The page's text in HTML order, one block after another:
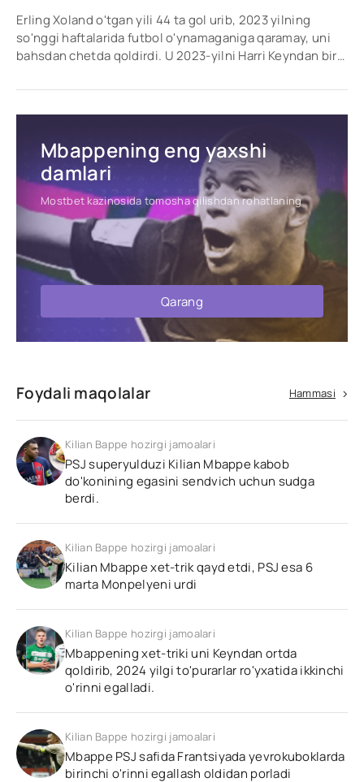
Erling Xoland o'tgan yili 44 ta gol urib, 2023 yilning
so'nggi haftalarida futbol o'ynamaganiga qaramay, uni
bahsdan chetda qoldirdi. U 2023-yilni Harri Keyndan bir
Mbappening eng yaxshi
damlari
Mostbet kazinosida tomosha qilishdan rohatlaning
Qarang
Foydali maqolalar Hammasi
Kilian Bappe hozirgi jamoalari
PSJ superyulduzi Kilian Mbappe kabob
do'konining egasini sendvich uchun sudga
berdi.
Kilian Bappe hozirgi jamoalari
Kilian Mbappe xet-trik qayd etdi, PSJ esa 6
marta Monpelyeni urdi
Kilian Bappe hozirgi jamoalari
Mbappening xet-triki uni Keyndan ortda
qoldirib, 2024 yilgi to'purarlar ro'yxatida ikkinchi
o'rinni egalladi.
Kilian Bappe hozirgi jamoalari
Mbappe PSJ safida Frantsiyada yevrokuboklarda
birinchi o'rinni egallash oldidan porladi